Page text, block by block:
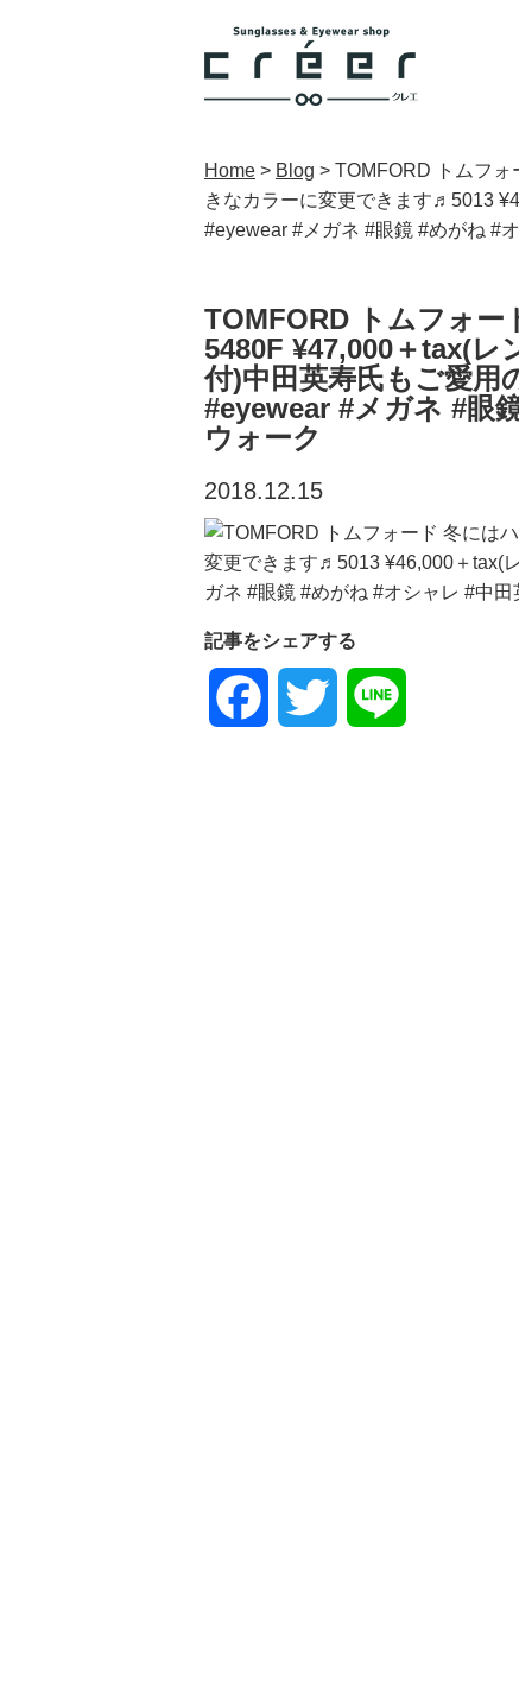
Home > Blog > TOMFORD トムフ
きなカラーに変更できます♬5013
#eyewear #メガネ #眼鏡 #めがね #
TOMFORD トムフォ
5480F ¥47,000＋tax(
付)中田英寿氏もご愛
#eyewear #メガネ #眼
ウォーク
2018.12.15
記事をシェアする
Facebook Twitter